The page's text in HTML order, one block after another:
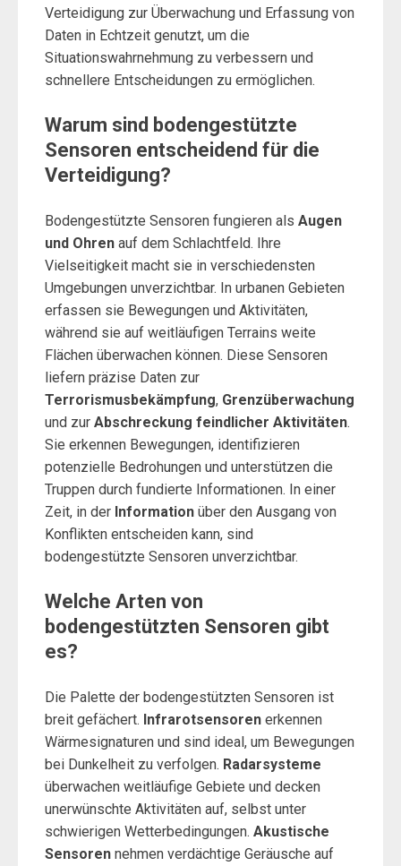
Verteidigung zur Überwachung und Erfassung von
Daten in Echtzeit genutzt, um die
Situationswahrnehmung zu verbessern und
schnellere Entscheidungen zu ermöglichen.
Warum sind bodengestützte
Sensoren entscheidend für die
Verteidigung?
Bodengestützte Sensoren fungieren als Augen
und Ohren auf dem Schlachtfeld. Ihre
Vielseitigkeit macht sie in verschiedensten
Umgebungen unverzichtbar. In urbanen Gebieten
erfassen sie Bewegungen und Aktivitäten,
während sie auf weitläufigen Terrains weite
Flächen überwachen können. Diese Sensoren
liefern präzise Daten zur
Terrorismusbekämpfung, Grenzüberwachung
und zur Abschreckung feindlicher Aktivitäten.
Sie erkennen Bewegungen, identifizieren
potenzielle Bedrohungen und unterstützen die
Truppen durch fundierte Informationen. In einer
Zeit, in der Information über den Ausgang von
Konflikten entscheiden kann, sind
bodengestützte Sensoren unverzichtbar.
Welche Arten von
bodengestützten Sensoren gibt
es?
Die Palette der bodengestützten Sensoren ist
breit gefächert. Infrarotsensoren erkennen
Wärmesignaturen und sind ideal, um Bewegungen
bei Dunkelheit zu verfolgen. Radarsysteme
überwachen weitläufige Gebiete und decken
unerwünschte Aktivitäten auf, selbst unter
schwierigen Wetterbedingungen. Akustische
Sensoren nehmen verdächtige Geräusche auf